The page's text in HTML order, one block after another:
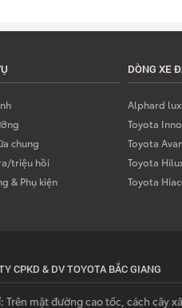
chung
triệu hồi
& Phụ kiện
DÒNG XE
Alphard
Toyota
Toyota
Toyota
Toyota
CPKD & DV TOYOTA BẮC GIANG
Trên mặt đường cao tốc, cách cây